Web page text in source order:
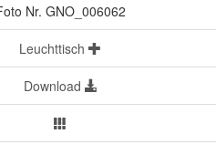
Nr. GNO_006062
Leuchttisch
Download